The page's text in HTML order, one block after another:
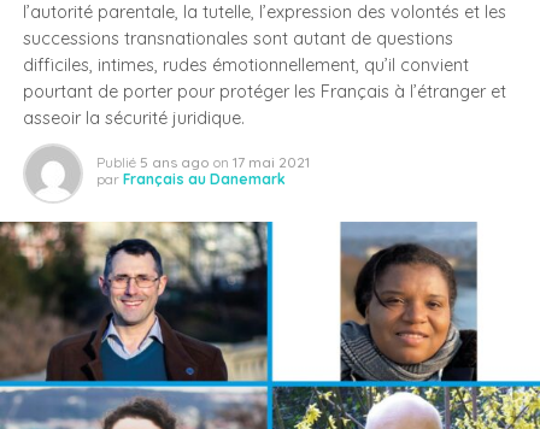
l’autorité parentale, la tutelle, l’expression des volontés et les
successions transnationales sont autant de questions
difficiles, intimes, rudes émotionnellement, qu’il convient
pourtant de porter pour protéger les Français à l’étranger et
asseoir la sécurité juridique.
Publié 5 ans ago on 17 mai 2021
par Français au Danemark